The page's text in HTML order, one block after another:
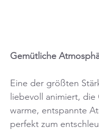
Gemütliche
Eine der größten
liebevoll animiert,
warme, entspannte
perfekt zum